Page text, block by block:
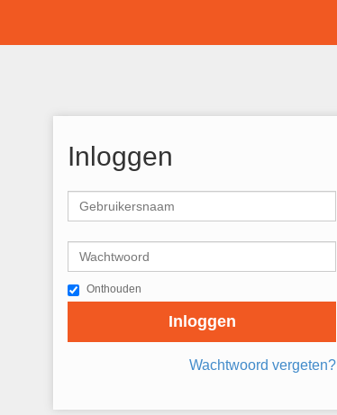
Inloggen
Onthouden
Inloggen
Wachtwoord vergeten?